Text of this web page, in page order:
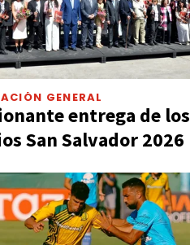
GENERAL
entrega de los
San Salvador 2026